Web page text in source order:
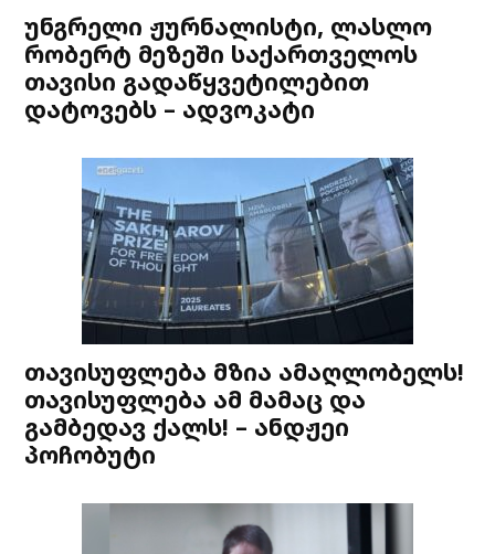
უნგრელი ჟურნალისტი, ლასლო
რობერტ მეზეში საქართველოს
თავისი გადაწყვეტილებით
დატოვებს – ადვოკატი
თავისუფლება მზია ამაღლობელს!
თავისუფლება ამ მამაც და
გამბედავ ქალს! – ანდჟეი
პოჩობუტი